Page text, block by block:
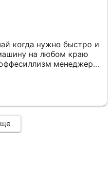
когда нужно быстро и
на любом краю
менеджера
данную компанию
перевозкам